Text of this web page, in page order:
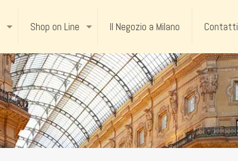
Shop on Line Il Negozio a Milano Contatti